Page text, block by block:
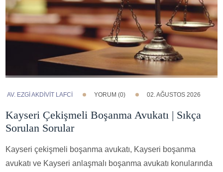
AV. EZGI AKDİVİT LAFCİ YORUM (0) 02. AĞUSTOS 2026
Kayseri Çekişmeli Boşanma Avukatı | Sıkça
Sorulan Sorular
Kayseri çekişmeli boşanma avukatı, Kayseri boşanma
avukatı ve Kayseri anlaşmalı boşanma avukatı konularında